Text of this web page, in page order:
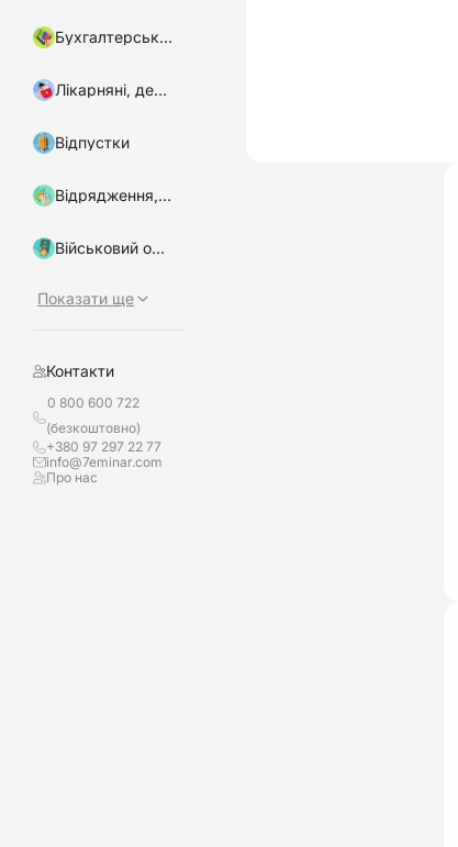
Бухгалтерський облік
Лікарняні, декретні
Відпустки
Відрядження, підзвітні кошти
Військовий облік, бронювання
Показати ще
Контакти
0 800 600 722
(безкоштовно)
+380 97 297 22 77
info@7eminar.com
Про нас